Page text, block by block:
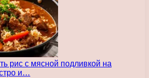
рис с мясной подливкой на
и…